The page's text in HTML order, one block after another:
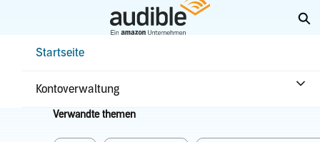
Startseite
Kontoverwaltung
Startseite
Verwandte themen